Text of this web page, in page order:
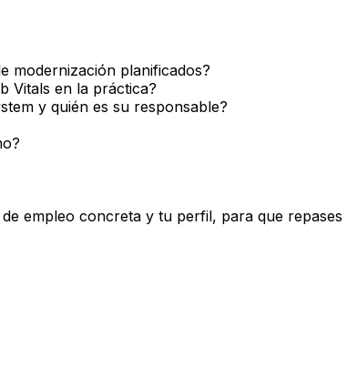
modernización planificados?
Vitals en la práctica?
y quién es su responsable?
empleo concreta y tu perfil, para que